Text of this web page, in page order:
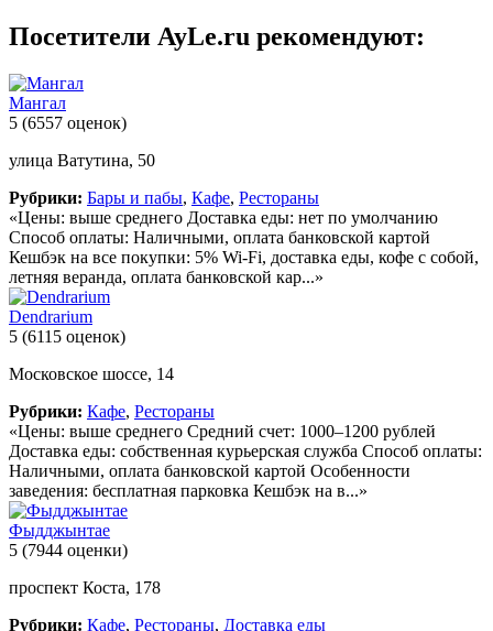
Посетители AyLe.ru рекомендуют:
Мангал
5 (6557 оценок)
улица Ватутина, 50
Рубрики: Бары и пабы, Кафе, Рестораны
«Цены: выше среднего Доставка еды: нет по умолчанию
Способ оплаты: Наличными, оплата банковской картой
Кешбэк на все покупки: 5% Wi-Fi, доставка еды, кофе с собой,
летняя веранда, оплата банковской кар...»
Dendrarium
5 (6115 оценок)
Московское шоссе, 14
Рубрики: Кафе, Рестораны
«Цены: выше среднего Средний счет: 1000–1200 рублей
Доставка еды: собственная курьерская служба Способ оплаты:
Наличными, оплата банковской картой Особенности
заведения: бесплатная парковка Кешбэк на в...»
Фыдджынтае
5 (7944 оценки)
проспект Коста, 178
Рубрики: Кафе, Рестораны, Доставка еды